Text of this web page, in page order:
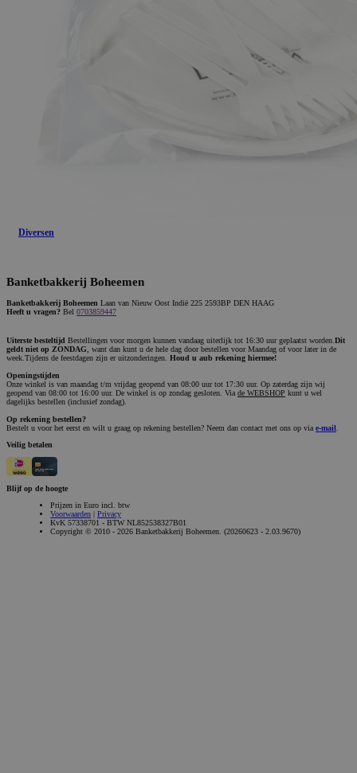
Diversen
Banketbakkerij Boheemen
Banketbakkerij Boheemen Laan van Nieuw Oost Indië 225 2593BP DEN HAAG
Heeft u vragen? Bel 0703859447
Uiterste besteltijd Bestellingen voor morgen kunnen vandaag uiterlijk tot 16:30 uur geplaatst worden.Dit
geldt niet op ZONDAG, want dan kunt u de hele dag door bestellen voor Maandag of voor later in de
week.Tijdens de feestdagen zijn er uitzonderingen. Houd u aub rekening hiermee!
Openingstijden
Onze winkel is van maandag t/m vrijdag geopend van 08:00 uur tot 17:30 uur. Op zaterdag zijn wij
geopend van 08:00 tot 16:00 uur. De winkel is op zondag gesloten. Via de WEBSHOP kunt u wel
dagelijks bestellen (inclusief zondag).
Op rekening bestellen?
Bestelt u voor het eerst en wilt u graag op rekening bestellen? Neem dan contact met ons op via e-mail.
Veilig betalen
Blijf op de hoogte
Prijzen in Euro incl. btw
Voorwaarden | Privacy
KvK 57338701 - BTW NL852538327B01
Copyright © 2010 - 2026 Banketbakkerij Boheemen. (20260623 - 2.03.9670)